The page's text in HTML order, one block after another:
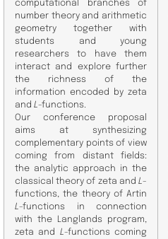
computational branches of
number theory and arithmetic
geometry together with
students and young
researchers to have them
interact and explore further
the richness of the
information encoded by zeta
and L -functions.
Our conference proposal
aims at synthesizing
complementary points of view
coming from distant fields:
the analytic approach in the
classical theory of zeta and L -
functions, the theory of Artin
L -functions in connection
with the Langlands program,
zeta and L -functions coming